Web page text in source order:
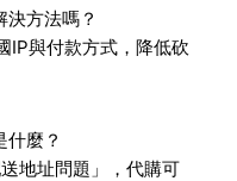
方法嗎？
與付款方式，降低砍
麼？
地址問題」，代購可